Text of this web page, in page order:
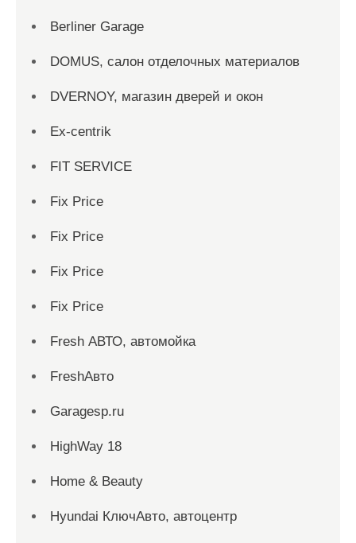
Berliner Garage
DOMUS, салон отделочных материалов
DVERNOY, магазин дверей и окон
Ex-centrik
FIT SERVICE
Fix Price
Fix Price
Fix Price
Fix Price
Fresh АВТО, автомойка
FreshАвто
Garagesp.ru
HighWay 18
Home & Beauty
Hyundai КлючАвто, автоцентр